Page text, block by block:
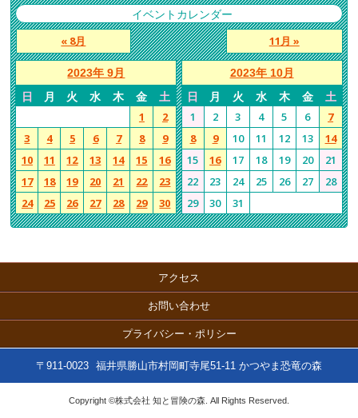
イベントカレンダー
« 8月 11月 »
2023年 9月
日
月 火 水 木 金 土
1
2
3
4 5 6 7 8
9
10
11 12 13 14 15
16
17
18 19 20 21 22
23
24
25 26 27 28 29 30
2023年 10月
日
月 火 水 木 金 土
1 2 3 4 5 6
7
8
9 10 11 12 13
14
15
16 17 18 19 20
21
22
23 24 25 26 27
28
29
30 31
アクセス
お問い合わせ
プライバシー・ポリシー
〒911-0023 福井県勝山市村岡町寺尾51-11 かつやま恐竜の森
Copyright ©株式会社 知と冒険の森. All Rights Reserved.